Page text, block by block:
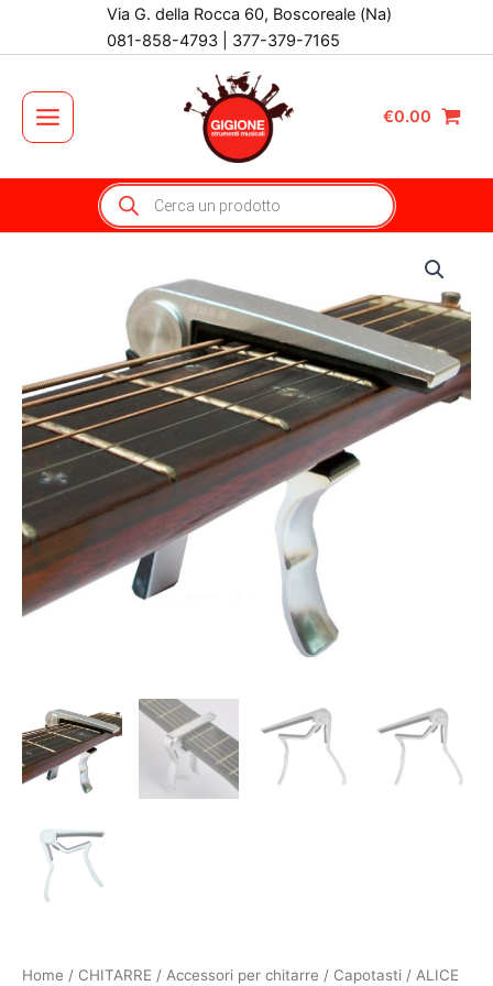
Via G. della Rocca 60, Boscoreale (Na)
081-858-4793 | 377-379-7165
Main
Menu
€0.00
Products
search
Home / CHITARRE / Accessori per chitarre / Capotasti / ALICE